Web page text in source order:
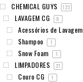
CHEMICAL GUYS 123
LAVAGEM CG 8
Acessórios de Lavagem
Shampoo 1
Snow Foam 1
LIMPADORES 21
Couro CG 1